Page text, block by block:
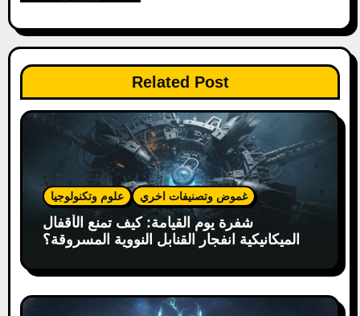
t
o
Related Post
علوم وتكنولوجيا غموض وتصنيفات اخري
شفرة يوم القيامة: كيف تمنع الأقفال
الميكانيكية انفجار القنابل النووية المسروقة؟